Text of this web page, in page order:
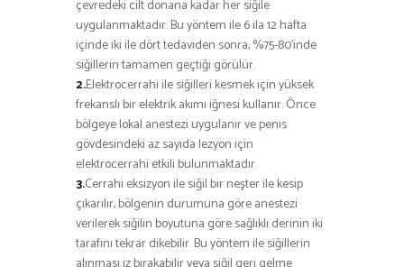
çevredeki cilt donana kadar her siğile
uygulanmaktadır. Bu yöntem ile 6 ila 12 hafta
içinde iki ile dört tedaviden sonra, %75-80’inde
siğillerin tamamen geçtiği görülür.
2.Elektrocerrahi ile siğilleri kesmek için yüksek
frekanslı bir elektrik akımı iğnesi kullanır. Önce
bölgeye lokal anestezi uygulanır ve penis
gövdesindeki az sayıda lezyon için
elektrocerrahi etkili bulunmaktadır.
3.Cerrahi eksizyon ile siğil bir neşter ile kesip
çıkarılır, bölgenin durumuna göre anestezi
verilerek siğilin boyutuna göre sağlıklı derinin iki
tarafını tekrar dikebilir. Bu yöntem ile siğillerin